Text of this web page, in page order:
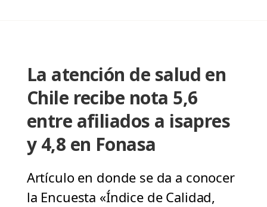
La atención de salud en
Chile recibe nota 5,6
entre afiliados a isapres
y 4,8 en Fonasa
Artículo en donde se da a conocer
la Encuesta «Índice de Calidad,